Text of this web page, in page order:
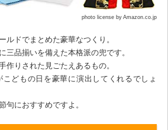
photo license by Amazon.co.jp
ルドでまとめた豪華なつくり。
三品揃いを備えた本格派の兜です。
作りされた見ごたえあるもの。
どもの日を豪華に演出してくれるでしょ
句におすすめですよ。